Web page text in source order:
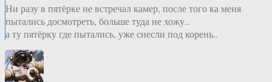
Ни разу в пятёрке не встречал камер, после того ка меня
пытались досмотреть, больше туда не хожу..
а ту пятёрку где пытались, уже снесли под корень..